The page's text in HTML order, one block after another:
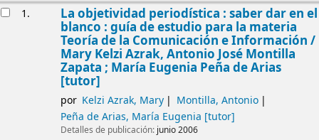
1. La objetividad periodística : saber dar en el
blanco : guía de estudio para la materia
Teoría de la Comunicación e Información /
Mary Kelzi Azrak, Antonio José Montilla
Zapata ; María Eugenia Peña de Arias
[tutor]
por Kelzi Azrak, Mary
Montilla, Antonio
Peña de Arias, María Eugenia [tutor]
Detalles de publicación: junio 2006